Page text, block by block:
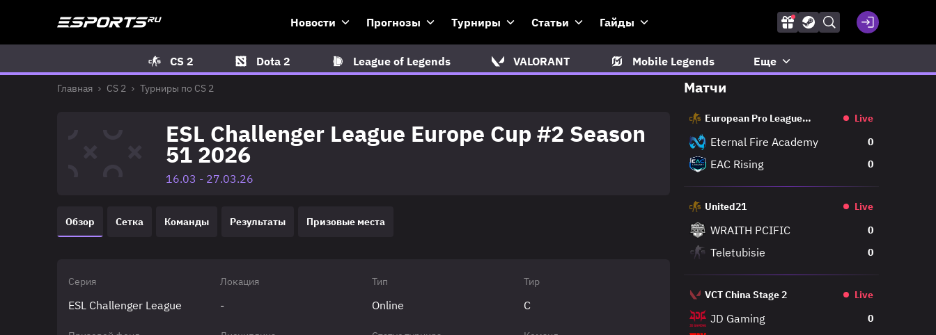
Новости Прогнозы Турниры Статьи Гайды
CS 2 Dota 2 League of Legends VALORANT Mobile Legends Еще
Главная CS 2 Турниры по CS 2
ESL Challenger League Europe Cup #2 Season
51 2026
16.03 - 27.03.26
Обзор Сетка Команды Результаты Призовые места
Серия
ESL Challenger League
Локация
-
Тип
Online
Тир
C
Матчи
European Pro League
Live
Eternal Fire Academy 0
EAC Rising 0
United21 Live
WRAITH PCIFIC 0
Teletubisie 0
VCT China Stage 2 Live
JD Gaming 0